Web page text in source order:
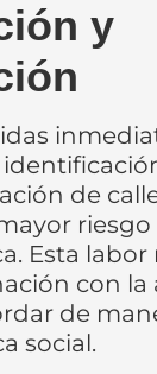
y
de
riesgo
Esta labor
con
de
social.